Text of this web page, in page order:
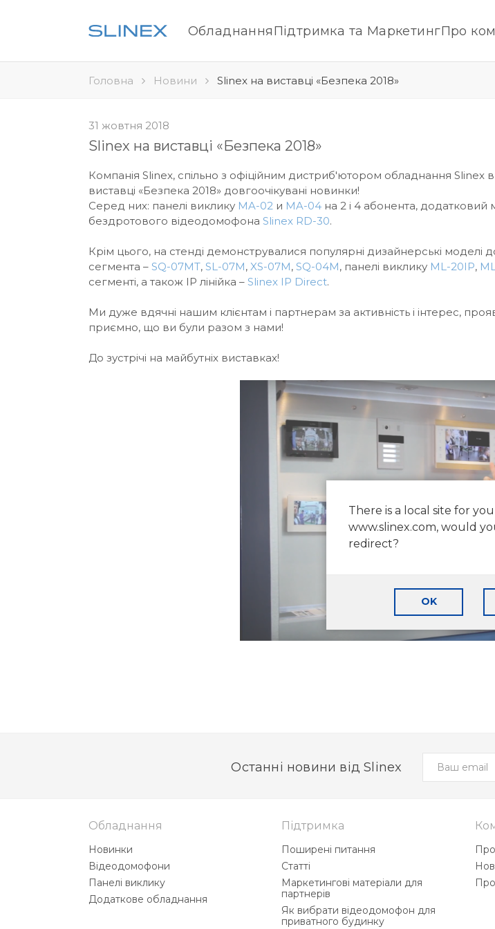
ОбладнанняПідтримка та МаркетингПро
Головна Новини Slinex на виставці «Безпека 2018»
31 жовтня 2018
Slinex на виставці «Безпека 2018»
Компанія Slinex, спільно з офіційним дистриб'ютором обладнання Slinex
виставці «Безпека 2018» довгоочікувані новинки!
Серед них: панелі виклику MA-02и MA-04на 2 і 4 абонента,
бездротового відеодомофона Slinex RD-30.
Крім цього, на стенді демонструвалися популярні дизайнерські моделі
сегмента – SQ-07MT, SL-07M, XS-07M, SQ-04M, панелі виклику ML-20IP,
сегменті, а також IP лінійка – Slinex IP Direct.
Ми дуже вдячні нашим клієнтам і партнерам за активність і інтерес,
приємно, що ви були разом з нами!
До зустрічі на майбутніх виставках!
There is a local site for
www.slinex.com, would
redirect?
OK
Останні новини від Slinex
Обладнання
Новинки
Відеодомофони
Панелі виклику
Додаткове обладнання
Підтримка
Поширені питання
Статті
Маркетингові матеріали для
партнерів
Як вибрати відеодомофон для
приватного будинку